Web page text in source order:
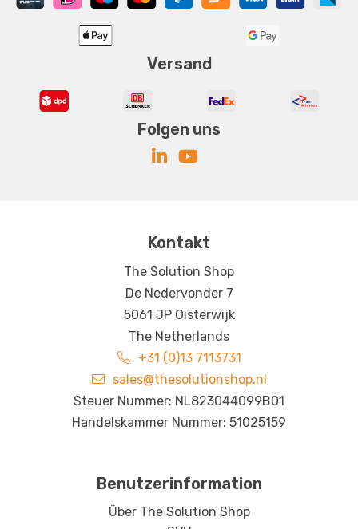
Versand
Folgen uns
Kontakt
The Solution Shop
De Nedervonder 7
5061 JP Oisterwijk
The Netherlands
+31 (0)13 7113731
sales@thesolutionshop.nl
Steuer Nummer: NL823044099B01
Handelskammer Nummer: 51025159
Benutzerinformation
Über The Solution Shop